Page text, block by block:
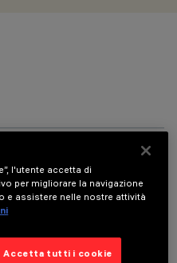
l'utente accetta di
per migliorare la navigazione
e assistere nelle nostre attività
Accetta tutti i cookie